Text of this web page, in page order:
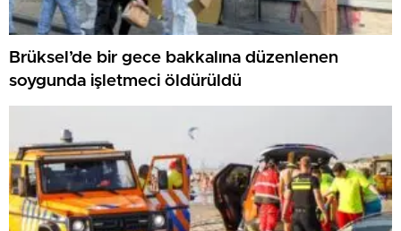
Brüksel’de bir gece bakkalına düzenlenen
soygunda işletmeci öldürüldü